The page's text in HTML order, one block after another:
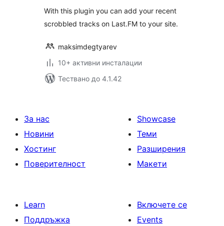
With this plugin you can add your recent
scrobbled tracks on Last.FM to your site.
maksimdegtyarev
10+ активни инсталации
Тествано до 4.1.42
За нас
Новини
Хостинг
Поверителност
Showcase
Теми
Разширения
Макети
Learn
Поддръжка
Включете се
Events